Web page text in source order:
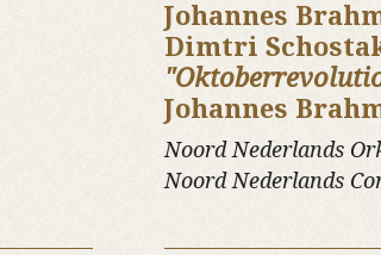
Johannes
Dimtri
Johannes
Noord Nederlands
Noord Nederlands